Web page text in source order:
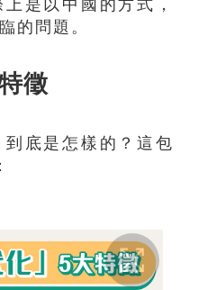
的問題。
徵
到底是怎樣的？這包